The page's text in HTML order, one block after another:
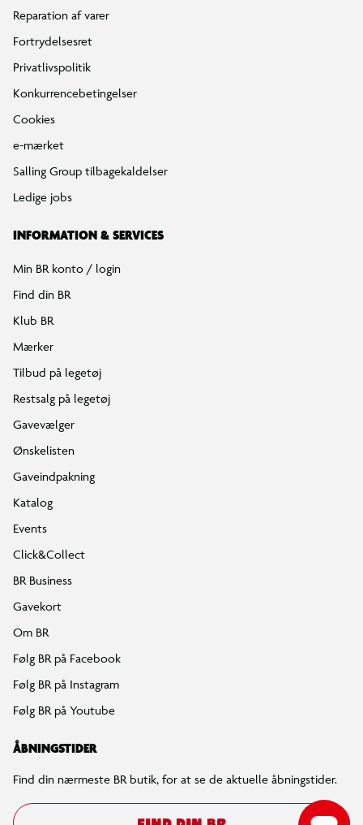
Reparation af varer
Fortrydelsesret
Privatlivspolitik
Konkurrencebetingelser
Cookies
e-mærket
Salling Group tilbagekaldelser
Ledige jobs
INFORMATION & SERVICES
Min BR konto / login
Find din BR
Klub BR
Mærker
Tilbud på legetøj
Restsalg på legetøj
Gavevælger
Ønskelisten
Gaveindpakning
Katalog
Events
Click&Collect
BR Business
Gavekort
Om BR
Følg BR på Facebook
Følg BR på Instagram
Følg BR på Youtube
ÅBNINGSTIDER
Find din nærmeste BR butik, for at se de aktuelle åbningstider.